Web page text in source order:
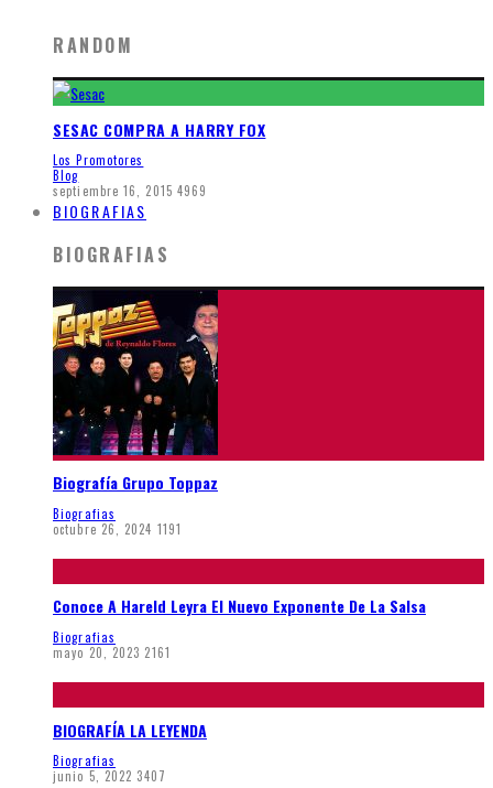
RANDOM
SESAC COMPRA A HARRY FOX
Los Promotores
Blog
septiembre 16, 2015 4969
BIOGRAFIAS
BIOGRAFIAS
Biografía Grupo Toppaz
Biografias
octubre 26, 2024 1191
Conoce A Hareld Leyra El Nuevo Exponente De La Salsa
Biografias
mayo 20, 2023 2161
BIOGRAFÍA LA LEYENDA
Biografias
junio 5, 2022 3407